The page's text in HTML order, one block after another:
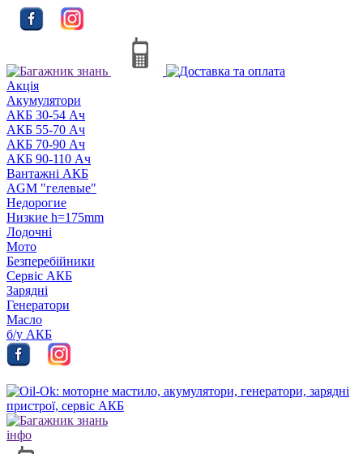
Акцiя
Акумулятори
АКБ 30-54 Ач
АКБ 55-70 Ач
АКБ 70-90 Ач
АКБ 90-110 Ач
Вантажні АКБ
AGM "гелевые"
Недорогие
Низкие h=175mm
Лодочні
Мото
Безперебійники
Сервiс АКБ
Зарядні
Генератори
Масло
б/у АКБ
інфо